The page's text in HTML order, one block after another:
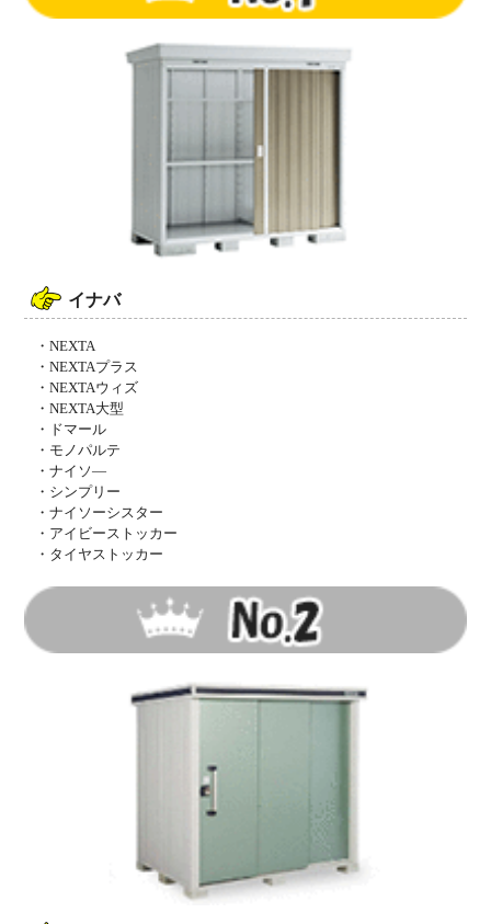
イナバ
・NEXTA
・NEXTAプラス
・NEXTAウィズ
・NEXTA大型
・ドマール
・モノパルテ
・ナイソ―
・シンプリー
・ナイソーシスター
・アイビーストッカー
・タイヤストッカー